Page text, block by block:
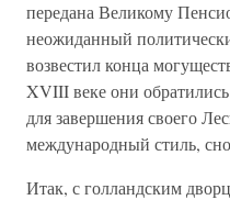
передана Великому
неожиданный
возвестил конца
XVIII веке они
для завершения своего
международный стиль,
Итак, с голландским